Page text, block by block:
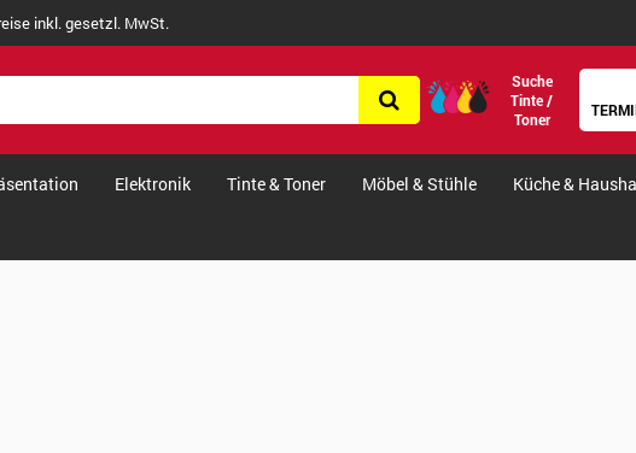
inkl. gesetzl. MwSt.
Suche
Tinte /
Toner
Elektronik Tinte & Toner Möbel & Stühle Küche &